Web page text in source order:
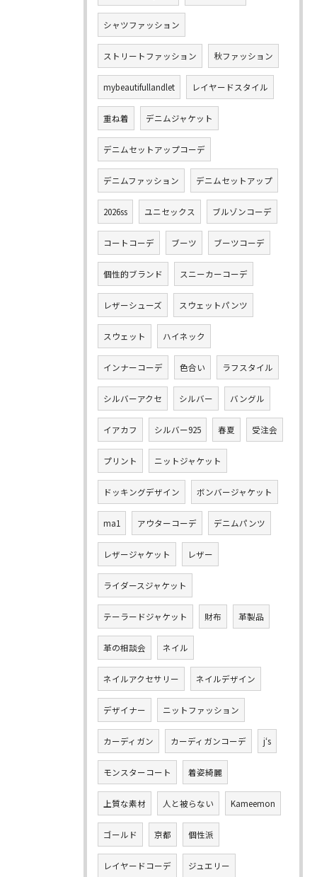
シャツファッション
ストリートファッション 秋ファッション
mybeautifullandlet レイヤードスタイル
重ね着 デニムジャケット
デニムセットアップコーデ
デニムファッション デニムセットアップ
2026ss ユニセックス ブルゾンコーデ
コートコーデ ブーツ ブーツコーデ
個性的ブランド スニーカーコーデ
レザーシューズ スウェットパンツ
スウェット ハイネック
インナーコーデ 色合い ラフスタイル
シルバーアクセ シルバー バングル
イアカフ シルバー925 春夏 受注会
プリント ニットジャケット
ドッキングデザイン ボンバージャケット
ma1 アウターコーデ デニムパンツ
レザージャケット レザー
ライダースジャケット
テーラードジャケット 財布 革製品
革の相談会 ネイル
ネイルアクセサリー ネイルデザイン
デザイナー ニットファッション
カーディガン カーディガンコーデ j‘s
モンスターコート 着姿綺麗
上質な素材 人と被らない Kameemon
ゴールド 京都 個性派
レイヤードコーデ ジュエリー